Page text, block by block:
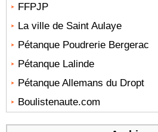
FFPJP
La ville de Saint Aulaye
Pétanque Poudrerie Bergerac
Pétanque Lalinde
Pétanque Allemans du Dropt
Boulistenaute.com